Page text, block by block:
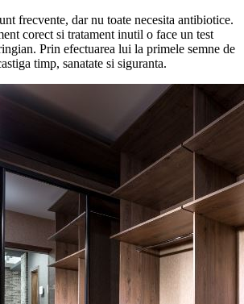
frecvente, dar nu toate necesita antibiotice.
corect si tratament inutil o face un test
Prin efectuarea lui la primele semne de
timp, sanatate si siguranta.